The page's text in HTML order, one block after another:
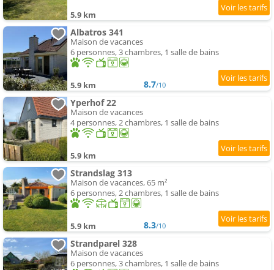
5.9 km
Albatros 341
Maison de vacances
6 personnes, 3 chambres, 1 salle de bains
5.9 km 8.7/10
Yperhof 22
Maison de vacances
4 personnes, 2 chambres, 1 salle de bains
5.9 km
Strandslag 313
Maison de vacances, 65 m²
6 personnes, 2 chambres, 1 salle de bains
5.9 km 8.3/10
Strandparel 328
Maison de vacances
6 personnes, 3 chambres, 1 salle de bains